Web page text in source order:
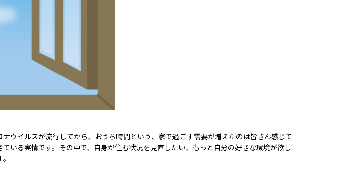
ウイルスが流行してから、おうち時間という、家で過ごす需要が増えたのは皆さん感じて
いる実情です。その中で、自身が住む状況を見直したい、もっと自分の好きな環境が欲し